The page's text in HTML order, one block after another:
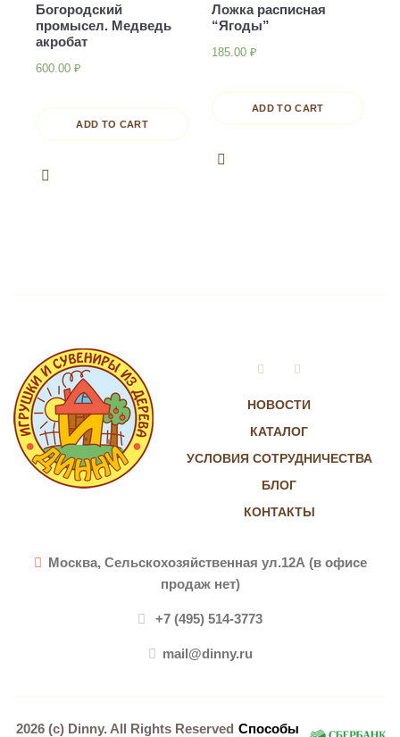
Богородский
промысел. Медведь
акробат
600.00 ₽
ADD TO CART
Ложка расписная
“Ягоды”
185.00 ₽
ADD TO CART
НОВОСТИ
КАТАЛОГ
УСЛОВИЯ СОТРУДНИЧЕСТВА
БЛОГ
КОНТАКТЫ
VkontakteInstagram
Москва, Сельскохозяйственная ул.12А (в офисе
продаж нет)
+7 (495) 514-3773
mail@dinny.ru
2026 (c) Dinny. All Rights Reserved Способы